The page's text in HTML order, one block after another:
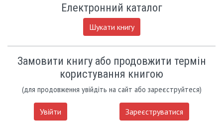
Електронний каталог
Шукати книгу
Замовити книгу або продовжити термін
користування книгою
(для продовження увійдіть на сайт або зареєструйтеся)
Увійти Зареєструватися